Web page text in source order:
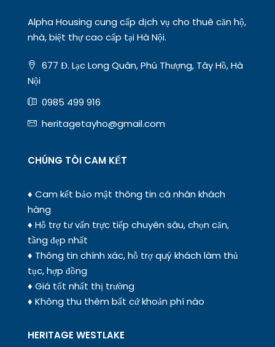
Alpha Housing cung cấp dịch vụ cho thuê căn hộ,
nhà, biệt thự cao cấp tại Hà Nội.
677 Đ. Lạc Long Quân, Phú Thượng, Tây Hồ, Hà
Nội
0985 499 916
heritagetayho@gmail.com
CHÚNG TÔI CAM KẾT
♦ Cam kết bảo mật thông tin cá nhân khách
hàng
♦ Hỗ trợ tư vấn trực tiếp chuyên sâu, chọn căn,
tầng đẹp nhất
♦ Thông tin chính xác, hỗ trợ quý khách làm thủ
tục, hợp đồng
♦ Giá tốt nhất thị trường
♦ Không thu thêm bất cứ khoản phí nào
HERITAGE WESTLAKE